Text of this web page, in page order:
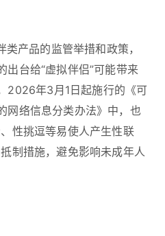
产品的监管举措和政策，
出台给“虚拟伴侣”可能带来
2026年3月1日起施行的《可
网络信息分类办法》中，也
性挑逗等易使人产生性联
制措施，避免影响未成年人